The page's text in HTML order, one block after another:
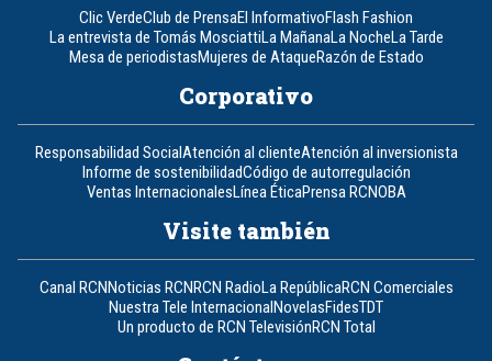
Clic VerdeClub de PrensaEl InformativoFlash Fashion
La entrevista de Tomás MosciattiLa MañanaLa NocheLa Tarde
Mesa de periodistasMujeres de AtaqueRazón de Estado
Corporativo
Responsabilidad SocialAtención al clienteAtención al inversionista
Informe de sostenibilidadCódigo de autorregulación
Ventas InternacionalesLínea ÉticaPrensa RCNOBA
Visite también
Canal RCNNoticias RCNRCN RadioLa RepúblicaRCN Comerciales
Nuestra Tele InternacionalNovelasFidesTDT
Un producto de RCN TelevisiónRCN Total